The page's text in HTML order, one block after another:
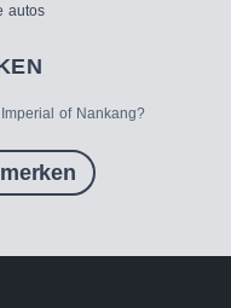
autos
of Nankang?